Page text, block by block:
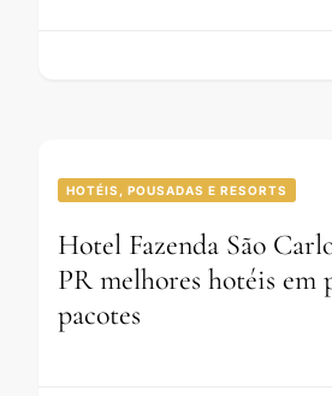
HOTÉIS, POUSADAS E RESORTS
Hotel Fazenda São
PR melhores hotéis em
pacotes